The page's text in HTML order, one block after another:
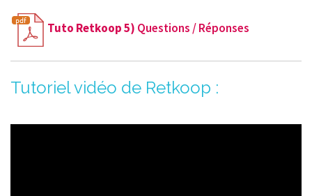
Tuto Retkoop 5) Questions / Réponses
Tutoriel vidéo de Retkoop :